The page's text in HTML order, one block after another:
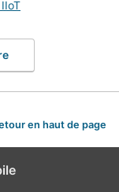
en haut de page